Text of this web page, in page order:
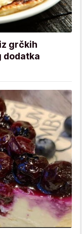
grčkih
dodatka